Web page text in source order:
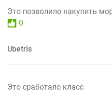
Это позволило накупить
0
Ubetris
Это сработало класс